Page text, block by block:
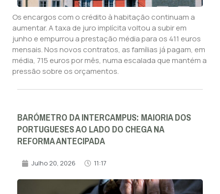
Os encargos com o crédito à habitação continuam a
aumentar. A taxa de juro implícita voltou a subir em
junho e empurrou a prestação média para os 411 euros
mensais. Nos novos contratos, as famílias já pagam, em
média, 715 euros por mês, numa escalada que mantém a
pressão sobre os orçamentos.
BARÓMETRO DA INTERCAMPUS: MAIORIA DOS
PORTUGUESES AO LADO DO CHEGA NA
REFORMA ANTECIPADA
Julho 20, 2026 11:17